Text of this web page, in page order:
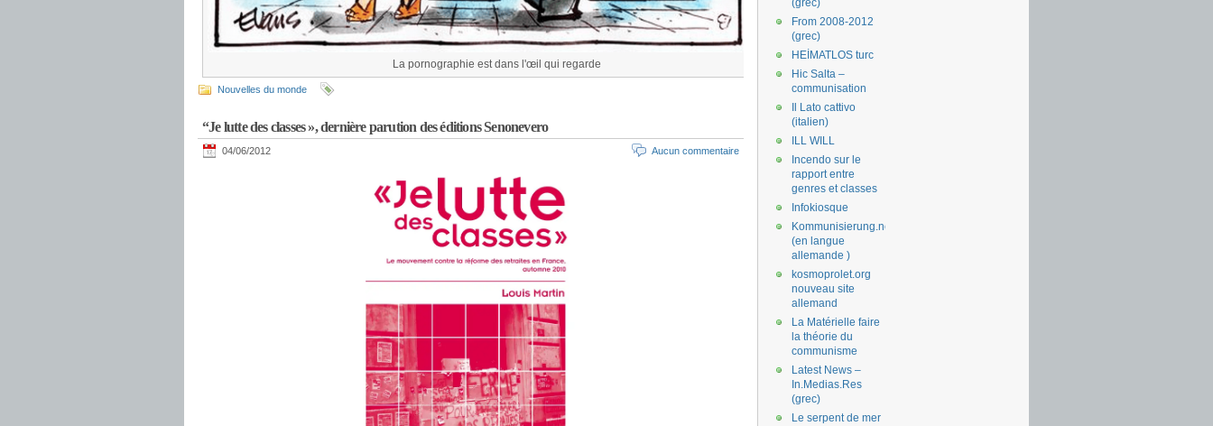
La pornographie est dans l'œil qui regarde
Nouvelles du monde
“Je lutte des classes », dernière parution des éditions Senonevero
04/06/2012 Aucun commentaire
(grec)
From 2008-2012
(grec)
HEİMATLOS turc
Hic Salta –
communisation
Il Lato cattivo
(italien)
ILL WILL
Incendo sur le
rapport entre
genres et classes
Infokiosque
Kommunisierung.net
(en langue
allemande )
kosmoprolet.org
nouveau site
allemand
La Matérielle faire
la théorie du
communisme
Latest News –
In.Medias.Res
(grec)
Le serpent de mer